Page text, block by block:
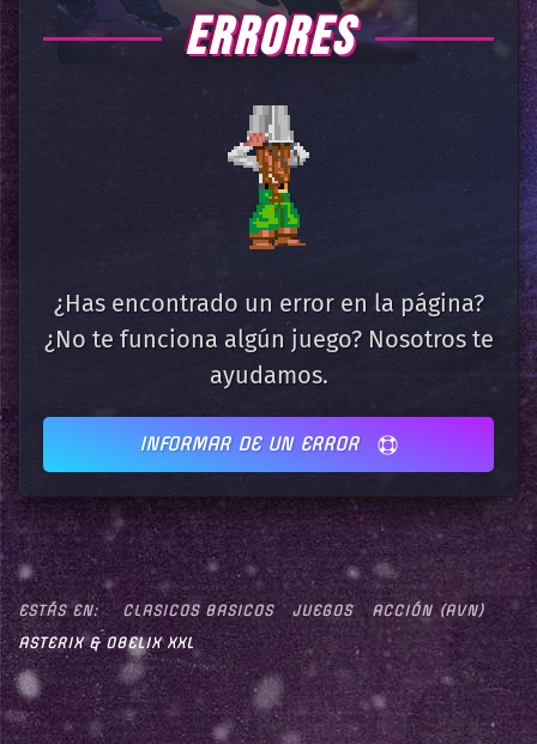
ERRORES
¿Has encontrado un error en la página?
¿No te funciona algún juego? Nosotros te
ayudamos.
INFORMAR DE UN ERROR
ESTÁS EN: CLASICOS BASICOS JUEGOS
ACCIÓN (AVN)
ASTERIX & OBELIX XXL